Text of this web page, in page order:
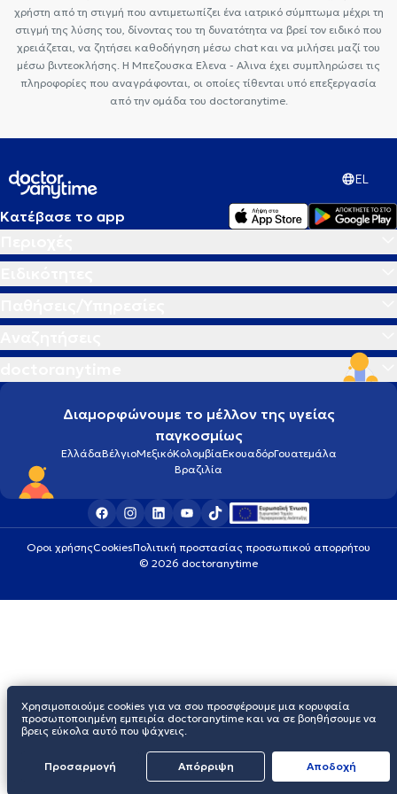
χρήστη από τη στιγμή που αντιμετωπίζει ένα ιατρικό σύμπτωμα μέχρι τη
στιγμή της λύσης του, δίνοντας του τη δυνατότητα να βρεί τον ειδικό που
χρειάζεται, να ζητήσει καθοδήγηση μέσω chat και να μιλήσει μαζί του
μέσω βιντεοκλήσης. Η Μπεζουσκα Ελενα - Αλινα έχει συμπληρώσει τις
πληροφορίες που αναγράφονται, οι οποίες τίθενται υπό επεξεργασία
από την ομάδα του doctoranytime.
EL
Κατέβασε το app
Διαμορφώνουμε το μέλλον της υγείας
παγκοσμίως
ΕλλάδαΒέλγιοΜεξικόΚολομβίαΕκουαδόρΓουατεμάλα
Βραζιλία
Οροι χρήσηςCookiesΠολιτική προστασίας προσωπικού απορρήτου
© 2026 doctoranytime
Χρησιμοποιούμε cookies για να σου προσφέρουμε μια κορυφαία
προσωποποιημένη εμπειρία doctoranytime και να σε βοηθήσουμε να
βρεις εύκολα αυτό που ψάχνεις.
Προσαρμογή Απόρριψη Aποδοχή